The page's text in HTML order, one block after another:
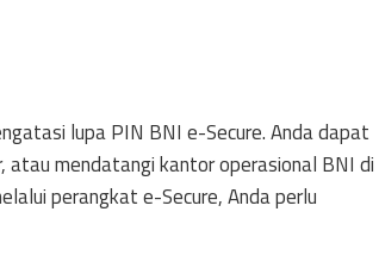
lupa PIN BNI e-Secure. Anda dapat
mendatangi kantor operasional BNI di
perangkat e-Secure, Anda perlu